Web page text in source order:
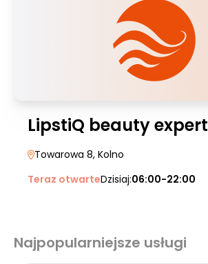
LipstiQ beauty expert
Towarowa 8, Kolno
Teraz otwarteDzisiaj:06:00-22:00
Najpopularniejsze usługi